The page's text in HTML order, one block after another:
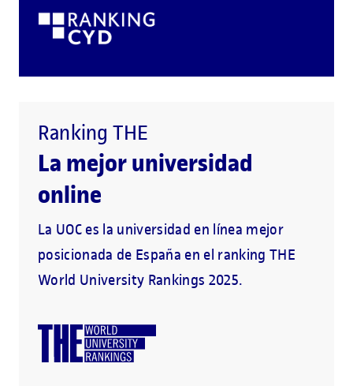
Ranking THE
La mejor universidad
online
La UOC es la universidad en línea mejor
posicionada de España en el ranking THE
World University Rankings 2025.